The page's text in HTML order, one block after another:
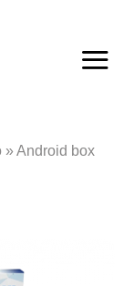
»Android box